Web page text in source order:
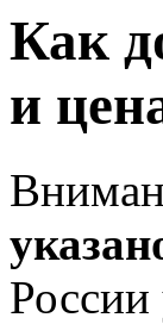
Как
и
России